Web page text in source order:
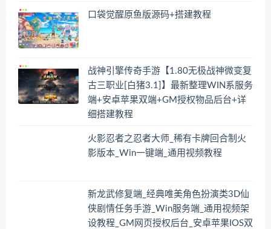
口袋觉醒原鱼版源码+搭建教程
战神引擎传奇手游【1.80无极战神微变复
古三职业[白猪3.1]】最新整理WIN系服务
端+安卓苹果双端+GM授权物品后台+详
细搭建教程
火影忍者之忍者大师_稀有卡牌回合制火
影版本_Win一键端_通用视频教程
新龙武修复端_经典唯美角色扮演类3D仙
侠剧情任务手游_Win服务端_通用视频架
设教程_GM网页授权后台_安卓苹果IOS双